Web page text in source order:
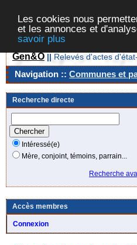
Les cookies nous
et les annonces et
savoir plus
Gen&O || Relevés d'actes
Navigation :: Communes et
Recherche directe
Intéressé(e)
Mère, conjoint, témoins, parrain...
Recherche
Accès membres
Connexion